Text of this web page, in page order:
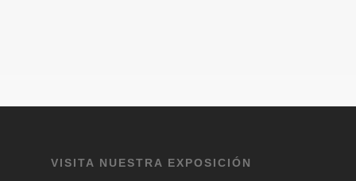
VISITA NUESTRA EXPOSICIÓN